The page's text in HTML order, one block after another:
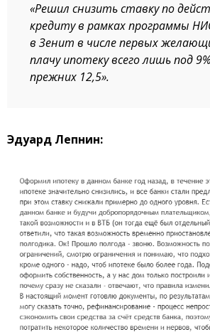
«Решил снизить ставку по
кредиту в рамках программы
в Зенит в числе первых
плачу ипотеку всего лишь под
прежних 12,5».
Эдуард Лепнин: